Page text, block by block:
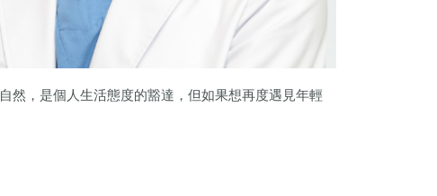
然，是個人生活態度的豁達，但如果想再度遇見年輕